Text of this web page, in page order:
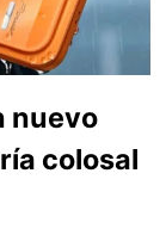
nuevo
colosal